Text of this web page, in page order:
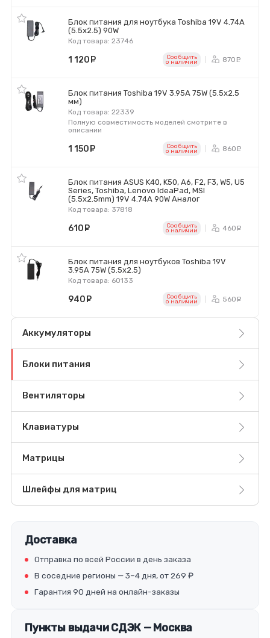
Блок питания для ноутбука Toshiba 19V 4.74A
(5.5x2.5) 90W
Код товара: 23746
1 120 Сообщить
o наличии 870
Блок питания Toshiba 19V 3.95A 75W (5.5х2.5
мм)
Код товара: 22339
Полную совместимость моделей смотрите в
описании
1 150 Сообщить
o наличии 860
Блок питания ASUS K40, K50, A6, F2, F3, W5, U5
Series, Toshiba, Lenovo IdeaPad, MSI
(5.5x2.5mm) 19V 4.74A 90W Аналог
Код товара: 37818
610 Сообщить
o наличии 460
Блок питания для ноутбуков Toshiba 19V
3.95A 75W (5.5х2.5)
Код товара: 60133
940 Сообщить
o наличии 560
Аккумуляторы
Блоки питания
Вентиляторы
Клавиатуры
Матрицы
Шлейфы для матриц
Доставка
Отправка по всей России в день заказа
В соседние регионы — 3–4 дня, от 269 ₽
Гарантия 90 дней на онлайн-заказы
Пункты выдачи СДЭК — Москва